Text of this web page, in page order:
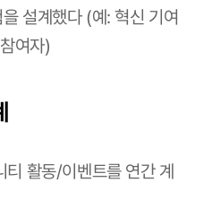
설계했다 (예: 혁신 기여
여자)
티 활동/이벤트를 연간 계